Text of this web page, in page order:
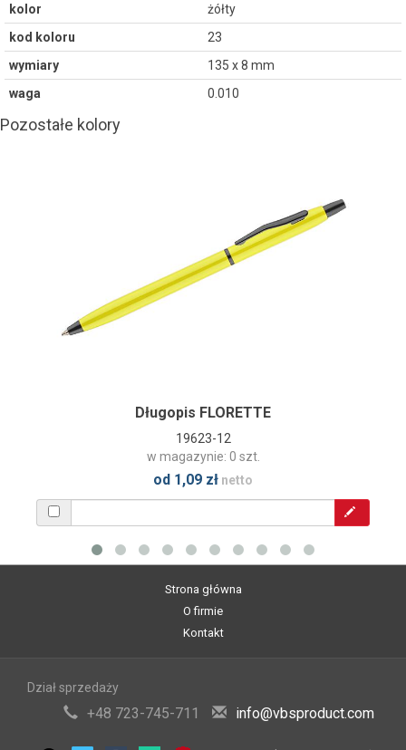
kolor
żółty
kod koloru
23
wymiary
135 x 8 mm
waga
0.010
Pozostałe kolory
Długopis FLORETTE
19623-12
w magazynie: 0 szt.
od 1,09 zł netto
Strona główna
O firmie
Kontakt
Dział sprzedaży
+48 723-745-711 info@vbsproduct.com